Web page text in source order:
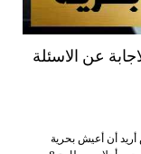
عن الاسئلة
أن أعيش بحرية